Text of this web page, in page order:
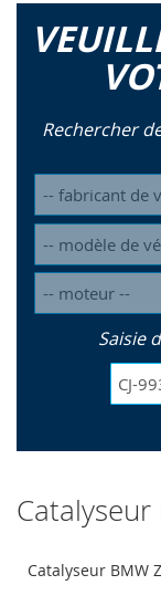
Rechercher
Saisie
Catalyseur
Catalyseur BMW